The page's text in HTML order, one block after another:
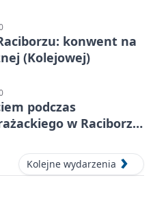
konwent na
(Kolejowej)
podczas
w Raciborzu
Kolejne wydarzenia